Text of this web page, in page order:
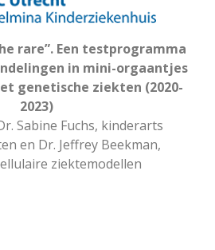
rare”. Een testprogramma
in mini-orgaantjes
genetische ziekten (2020-
2023)
Sabine Fuchs, kinderarts
en Dr. Jeffrey Beekman,
ziektemodellen